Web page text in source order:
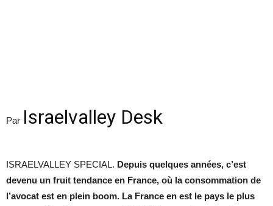
Par Israelvalley Desk
ISRAELVALLEY SPECIAL. Depuis quelques années, c’est
devenu un fruit tendance en France, où la consommation de
l’avocat est en plein boom. La France en est le pays le plus